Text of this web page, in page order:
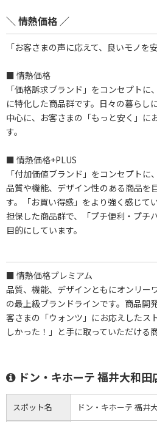
＼ 情熱価格 ／
「お客さまの声に応えて、良いモノを
■ 情熱価格
「価格訴求ブランド」をコンセプト
に特化した商品群です。日々の暮らし
中心に、お客さまの「もっと安く」に
す。
■ 情熱価格+PLUS
「付加価値ブランド」をコンセプト
品質や機能、デザイン性のある商品を
す。「お買い得感」をより強く感じて
担保した商品群で、「プチ便利・プチ
目的にしています。
■ 情熱価格プレミアム
品質、機能、デザインともにオンリー
の最上級ブランドラインです。商品開
客さまの「ウォンツ」にお応えしたス
しかった！」と手に取っていただける
ドン・キホーテ 福井大和
スポット名 ドン・キホーテ 福井